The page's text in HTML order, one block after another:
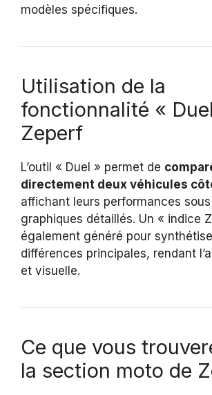
modèles spécifiques.
Utilisation de la
fonctionnalité «
Zeperf
L’outil « Duel » permet de
directement deux véhicules
affichant leurs performances
graphiques détaillés. Un « indice
également généré pour
différences principales, rendant
et visuelle.
Ce que vous
la section moto de